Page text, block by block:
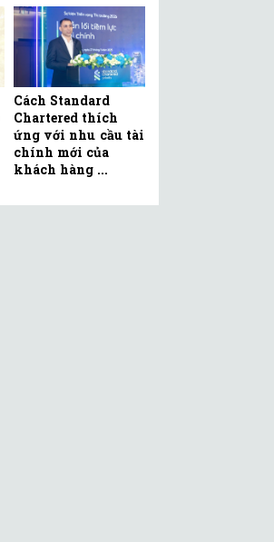
Cách Standard
Chartered thích
ứng với nhu cầu tài
chính mới của
khách hàng ...